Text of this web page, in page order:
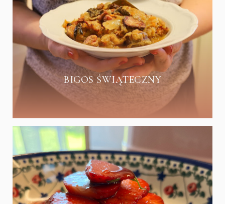
BIGOS ŚWIĄTECZNY